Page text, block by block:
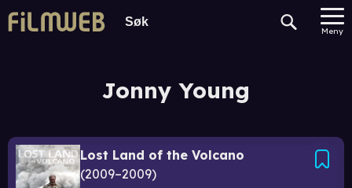
Meny
Jonny Young
Lost Land of the Volcano
2009–2009